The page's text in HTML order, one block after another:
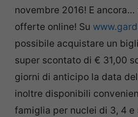
novembre 2016! E
offerte online! Su
possibile acquistare un
super scontato di € 31,00
giorni di anticipo la data
inoltre disponibili
famiglia per nuclei di 3, 4 e